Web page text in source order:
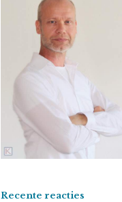
Recente reacties